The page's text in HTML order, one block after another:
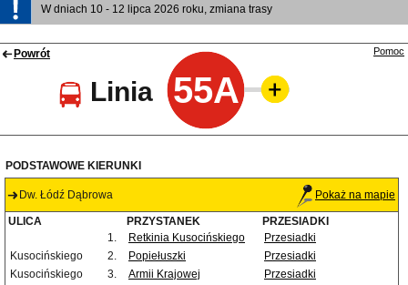
W dniach 10 - 12 lipca 2026 roku, zmiana trasy
Powrót
Linia 55A
Pomoc
PODSTAWOWE KIERUNKI
Dw. Łódź Dąbrowa Pokaż na mapie
ULICA PRZYSTANEK
PRZESIADKI
1.
Retkinia Kusocińskiego
Przesiadki
Kusocińskiego
2. Popiełuszki
Przesiadki
Kusocińskiego
3. Armii Krajowej
Przesiadki